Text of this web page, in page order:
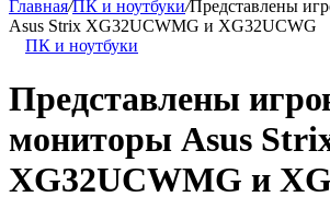
Главная/ПК и ноутбуки/Представлены
Asus Strix XG32UCWMG и XG32UCWG
ПК и ноутбуки
Представлены
мониторы Asus
XG32UCWMG и